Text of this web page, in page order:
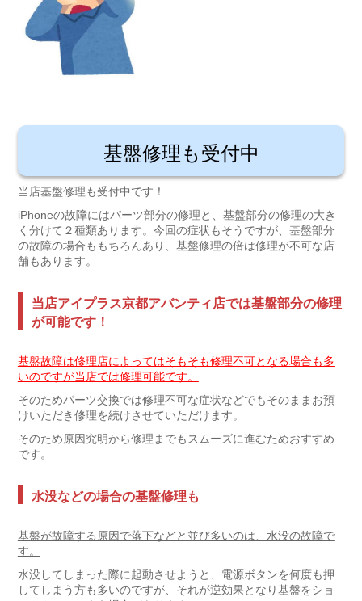
基盤修理も受付中
当店基盤修理も受付中です！
iPhoneの故障にはパーツ部分の修理と、基盤部分の修理の大き
く分けて２種類あります。今回の症状もそうですが、基盤部分
の故障の場合ももちろんあり、基盤修理の倍は修理が不可な店
舗もあります。
当店アイプラス京都アバンティ店では基盤部分の修理
が可能です！
基盤故障は修理店によってはそもそも修理不可となる場合も多
いのですが当店では修理可能です。
そのためパーツ交換では修理不可な症状などでもそのままお預
けいただき修理を続けさせていただけます。
そのため原因究明から修理までもスムーズに進むためおすすめ
です。
水没などの場合の基盤修理も
基盤が故障する原因で落下などと並び多いのは、水没の故障で
す。
水没してしまった際に起動させようと、電源ボタンを何度も押
してしまう方も多いのですが、それが逆効果となり基盤をショ